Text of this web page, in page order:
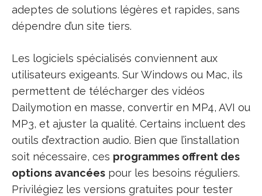
adeptes de solutions légères et rapides, sans
dépendre d’un site tiers.
Les logiciels spécialisés conviennent aux
utilisateurs exigeants. Sur Windows ou Mac, ils
permettent de télécharger des vidéos
Dailymotion en masse, convertir en MP4, AVI ou
MP3, et ajuster la qualité. Certains incluent des
outils d’extraction audio. Bien que l’installation
soit nécessaire, ces programmes offrent des
options avancées pour les besoins réguliers.
Privilégiez les versions gratuites pour tester